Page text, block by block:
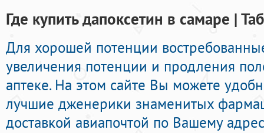
Где купить дапоксетин в самаре |
Для хорошей потенции
увеличения потенции и продления
аптеке. На этом сайте Вы можете
лучшие дженерики знаменитых
доставкой авиапочтой по Вашему